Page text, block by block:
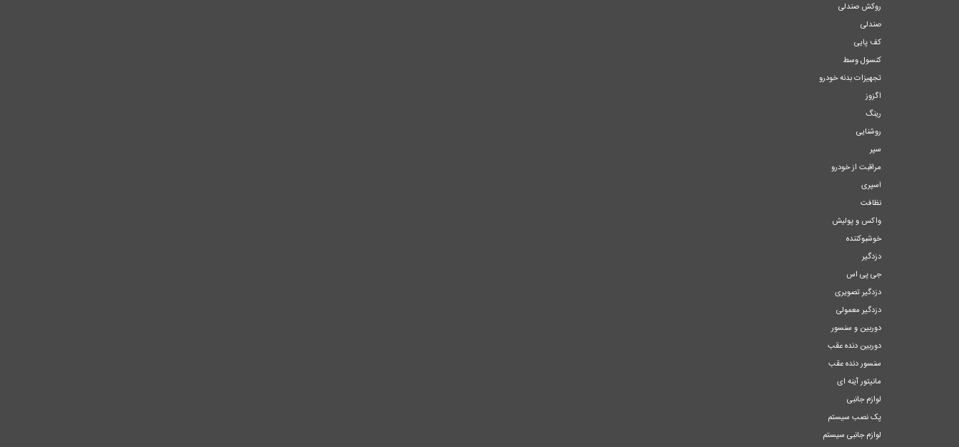
روکش صندلی
صندلی
کف پایی
کنسول وسط
تجهیزات بدنه خودرو
اگزوز
رینگ
روشنایی
سپر
مراقبت از خودرو
اسپری
نظافت
واکس و پولیش
خوشبوکننده
دزدگیر
جی پی اس
دزدگیر تصویری
دزدگیر معمولی
دوربین و سنسور
دوربین دنده عقب
سنسور دنده عقب
مانیتور آینه ای
لوازم جانبی
پک نصب سیستم
لوازم جانبی سیستم